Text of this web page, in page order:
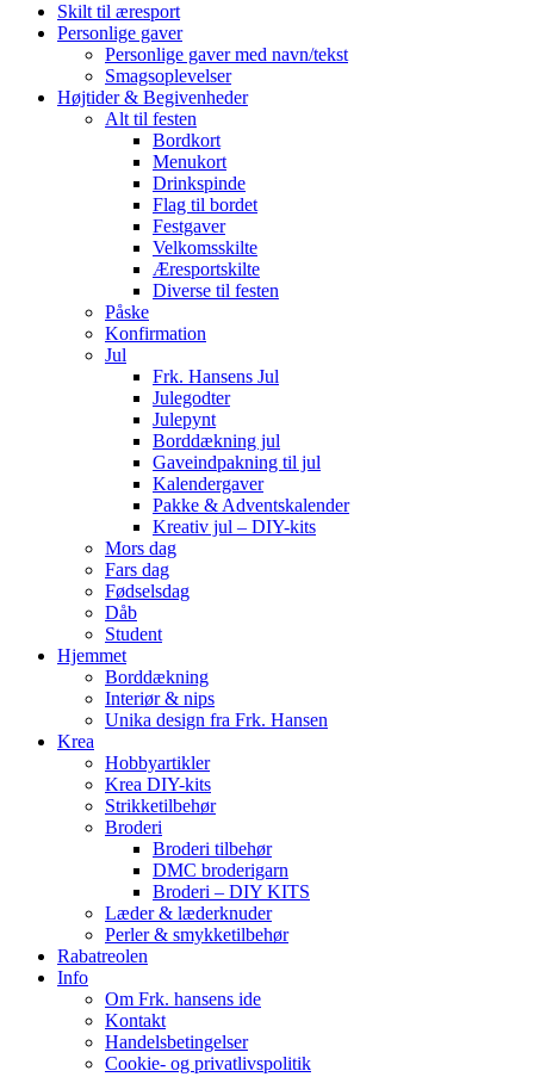
Skilt til æresport
Personlige gaver
Personlige gaver med navn/tekst
Smagsoplevelser
Højtider & Begivenheder
Alt til festen
Bordkort
Menukort
Drinkspinde
Flag til bordet
Festgaver
Velkomsskilte
Æresportskilte
Diverse til festen
Påske
Konfirmation
Jul
Frk. Hansens Jul
Julegodter
Julepynt
Borddækning jul
Gaveindpakning til jul
Kalendergaver
Pakke & Adventskalender
Kreativ jul – DIY-kits
Mors dag
Fars dag
Fødselsdag
Dåb
Student
Hjemmet
Borddækning
Interiør & nips
Unika design fra Frk. Hansen
Krea
Hobbyartikler
Krea DIY-kits
Strikketilbehør
Broderi
Broderi tilbehør
DMC broderigarn
Broderi – DIY KITS
Læder & læderknuder
Perler & smykketilbehør
Rabatreolen
Info
Om Frk. hansens ide
Kontakt
Handelsbetingelser
Cookie- og privatlivspolitik